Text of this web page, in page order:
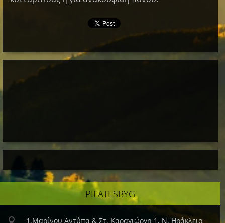
ΡILATESBYG
1.Μαρίνου Αντύπα & Στ. Καραγιώργη 1, Ν. Ηράκλειο